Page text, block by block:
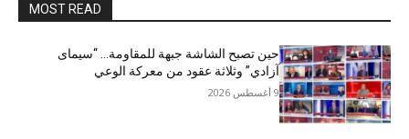
MOST READ
حين تصبح الشاشة جبهة للمقاومة… “سيمای
آزادي” وثلاثة عقود من معركة الوعي
9 أغسطس 2026